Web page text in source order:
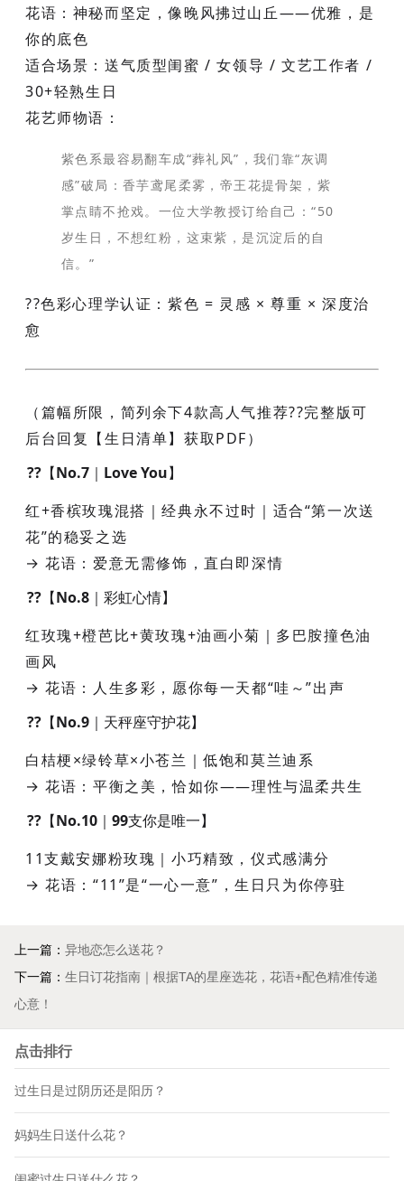
花语 ：神秘而坚定，像晚风拂过山丘——优雅，是
你的底色
适合场景 ：送气质型闺蜜 / 女领导 / 文艺工作者 /
30+轻熟生日
花艺师物语 ：
紫色系最容易翻车成“葬礼风”，我们靠“灰调
感”破局：香芋鸢尾柔雾，帝王花提骨架，紫
掌点睛不抢戏。一位大学教授订给自己：“50
岁生日，不想红粉，这束紫，是沉淀后的自
信。”
??色彩心理学认证：紫色 = 灵感 × 尊重 × 深度治
愈
（篇幅所限，简列余下4款高人气推荐??完整版可
后台回复【生日清单】获取PDF）
??【No.7｜Love You】
红+香槟玫瑰混搭｜经典永不过时｜适合“第一次送
花”的稳妥之选
→ 花语：爱意无需修饰，直白即深情
??【No.8｜彩虹心情】
红玫瑰+橙芭比+黄玫瑰+油画小菊｜多巴胺撞色油
画风
→ 花语：人生多彩，愿你每一天都“哇～”出声
??【No.9｜天秤座守护花】
白桔梗×绿铃草×小苍兰｜低饱和莫兰迪系
→ 花语：平衡之美，恰如你——理性与温柔共生
??【No.10｜99支你是唯一】
11支戴安娜粉玫瑰｜小巧精致，仪式感满分
→ 花语：“11”是“一心一意”，生日只为你停驻
上一篇： 异地恋怎么送花？
下一篇： 生日订花指南｜根据TA的星座选花，花语+配色精准传递
心意！
点击排行
过生日是过阴历还是阳历？
妈妈生日送什么花？